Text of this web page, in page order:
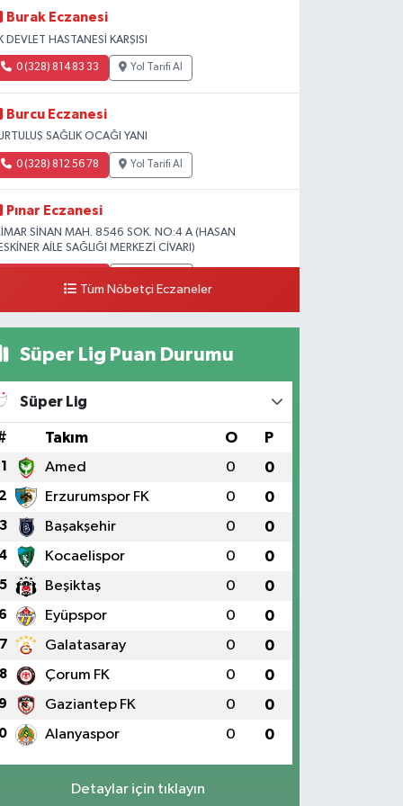
Burak Eczanesi
DEVLET HASTANESİ KARŞISI
0 (328) 814 83 33 Yol Tarifi Al
Burcu Eczanesi
SAĞLIK OCAĞI YANI
0 (328) 812 56 78 Yol Tarifi Al
Pınar Eczanesi
SİNAN MAH. 8546 SOK. NO:4 A (HASAN
AİLE SAĞLIĞI MERKEZİ CİVARI)
Tüm Nöbetçi Eczaneler
Süper Lig Puan Durumu
Süper Lig
Takım O P
1 Amed 0 0
2 Erzurumspor FK 0 0
3 Başakşehir 0 0
4 Kocaelispor 0 0
5 Beşiktaş 0 0
6 Eyüpspor 0 0
7 Galatasaray 0 0
8 Çorum FK 0 0
9 Gaziantep FK 0 0
Alanyaspor 0 0
Detaylar için tıklayın